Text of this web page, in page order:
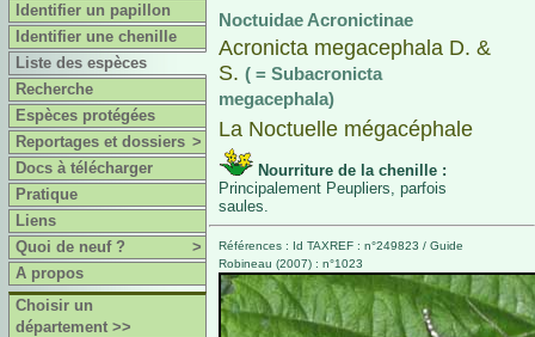
Identifier un papillon
Identifier une chenille
Liste des espèces
Recherche
Espèces protégées
Reportages et dossiers >
Docs à télécharger
Pratique
Liens
Quoi de neuf ?
>
A propos
Choisir un
département >>
Noctuidae Acronictinae
Acronicta megacephala D. &
S. ( = Subacronicta
megacephala)
La Noctuelle mégacéphale
Nourriture de la chenille :
Principalement Peupliers, parfois
saules.
Références : Id TAXREF : n°249823 / Guide
Robineau (2007) : n°1023